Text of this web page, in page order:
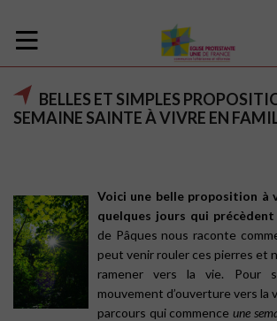
BELLES ET SIMPLES
SEMAINE SAINTE À VIVRE EN
Voici une belle proposition à
quelques jours qui précèdent
de Pâques nous raconte
peut venir rouler ces pierres et
ramener vers la vie. Pour
mouvement d’ouverture vers la
parcours qui commenceune